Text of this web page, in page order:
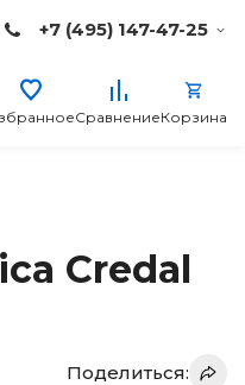
+7 (495) 147-47-25
СравнениеКорзина
Credal
Поделиться: